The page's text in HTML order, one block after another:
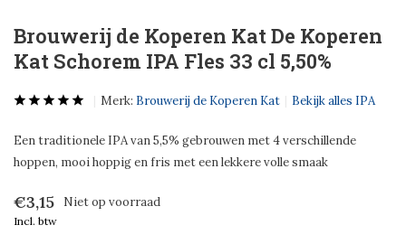
Brouwerij de Koperen Kat De Koperen
Kat Schorem IPA Fles 33 cl 5,50%
Merk: Brouwerij de Koperen Kat Bekijk alles IPA
Een traditionele IPA van 5,5% gebrouwen met 4 verschillende
hoppen, mooi hoppig en fris met een lekkere volle smaak
€3,15 Niet op voorraad
Incl. btw